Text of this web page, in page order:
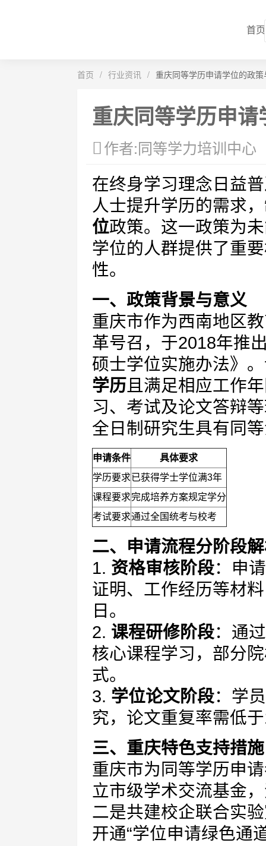
首页
首页 / 行业资讯 / 重庆同等学历申请学位的政
重庆同等学历申
作者:同等学力培训中心
在终身学习理念日益
人士提升学历的需求
位政策。这一政策为
学位的人群提供了重
性。
一、政策背景与意义
重庆市作为西南地区
革号召，于2018年推
硕士学位实施办法》
学历 且满足相应工作
习、考试及论文答辩
全日制研究生具有同
申请条件
具体要求
学历要求已获得学士学位满3年
课程要求完成培养方案规定学分
考试要求通过全国统考与校考
二、申请流程分阶段
1. 资格审核阶段：申
证明、工作经历等材
日。
2. 课程研修阶段：通
核心课程学习，部分
式。
3. 学位论文阶段：学
究，论文重复率需低
三、重庆特色支持措施
重庆市为同等学历申
立市级学术交流基金
二是共建校企联合实
开通“学位申请绿色通